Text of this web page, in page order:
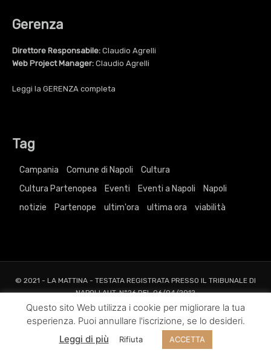
Gerenza
Direttore Responsabile: Claudio Agrelli
Web Project Manager: Claudio Agrelli
Leggi la GERENZA completa
Tag
Campania Comune di Napoli
Cultura
Cultura Partenopea
Eventi Eventi a Napoli
Napoli
notizie
Partenope ultim'ora ultima ora viabilità
© 2021 - LA MATTINA - TESTATA REGISTRATA PRESSO IL TRIBUNALE DI
NAPOLI AUT. N°26 DEL 06/04/2012
ALL RIGHTS RESERVED TO AGRELLI&BASTA SRL |Privacy|Cookie|
Societari
Pubblicità Grafica
Media
Questo sito Web utilizza i cookie per migliorare la tua
esperienza. Puoi annullare l'iscrizione, se lo desideri.
Leggi di più
Rifiuta ACCETTA